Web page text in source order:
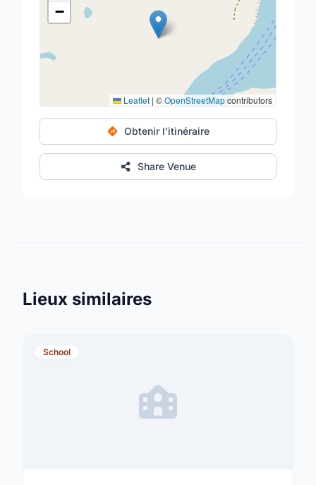
−
Leaflet | ©OpenStreetMapcontributors
Obtenir l'itinéraire
Share Venue
Lieux similaires
School